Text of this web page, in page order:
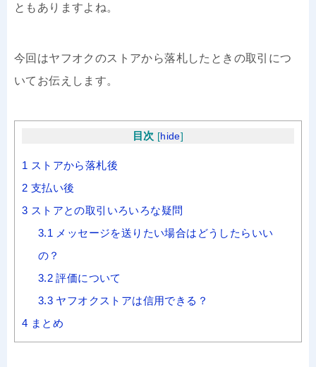
ともありますよね。
今回はヤフオクのストアから落札したときの取引につ
いてお伝えします。
目次 [hide]
1 ストアから落札後
2 支払い後
3 ストアとの取引いろいろな疑問
3.1 メッセージを送りたい場合はどうしたらいい
の？
3.2 評価について
3.3 ヤフオクストアは信用できる？
4 まとめ